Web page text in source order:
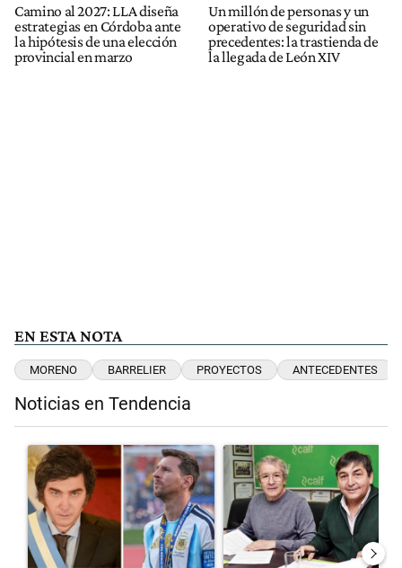
Camino al 2027: LLA diseña
estrategias en Córdoba ante
la hipótesis de una elección
provincial en marzo
Un millón de personas y un
operativo de seguridad sin
precedentes: la trastienda de
la llegada de León XIV
EN ESTA NOTA
MORENO BARRELIER PROYECTOS ANTECEDENTES
Noticias en Tendencia
Un artículo de tendencia con el título "Milei despidió a Jorge Messi
Un artículo de tendencia con el